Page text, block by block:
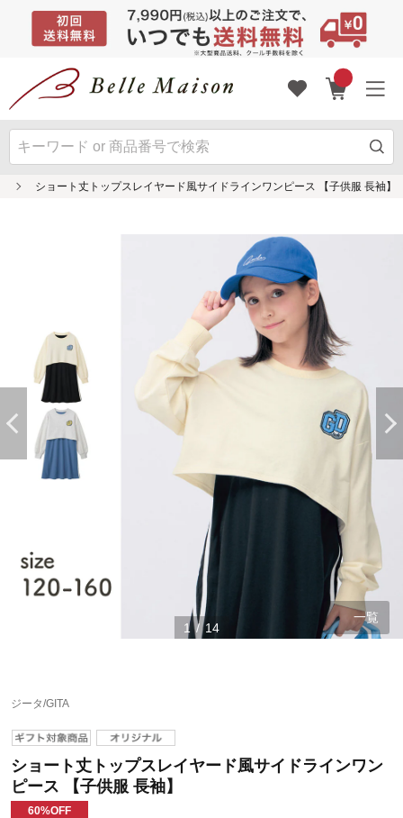
ショート丈トップスレイヤード風サイドラインワンピース 【子供服 長袖】
1 / 14
一覧
ジータ/GITA
ショート丈トップスレイヤード風サイドラインワン
ピース 【子供服 長袖】
60%OFF